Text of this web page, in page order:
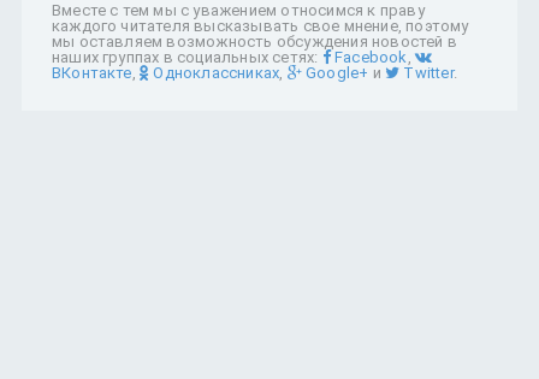
Вместе с тем мы с уважением относимся к праву
каждого читателя высказывать свое мнение, поэтому
мы оставляем возможность обсуждения новостей в
наших группах в социальных сетях:
Facebook,
ВКонтакте, Одноклассниках, Google+ и Twitter.